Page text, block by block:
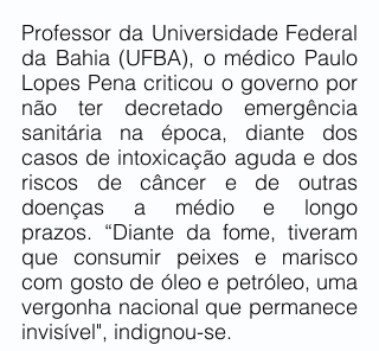
Professor da Universidade Federal
da Bahia (UFBA), o médico Paulo
Lopes Pena criticou o governo por
não ter decretado emergência
sanitária na época, diante dos
casos de intoxicação aguda e dos
riscos de câncer e de outras
doenças a médio e longo
prazos. “Diante da fome, tiveram
que consumir peixes e marisco
com gosto de óleo e petróleo, uma
vergonha nacional que permanece
invisível", indignou-se.